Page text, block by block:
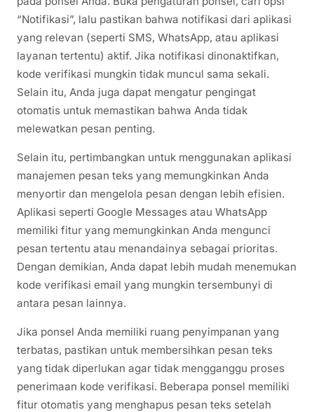
“Notifikasi”, lalu pastikan bahwa notifikasi dari aplikasi
yang relevan (seperti SMS, WhatsApp, atau aplikasi
layanan tertentu) aktif. Jika notifikasi dinonaktifkan,
kode verifikasi mungkin tidak muncul sama sekali.
Selain itu, Anda juga dapat mengatur pengingat
otomatis untuk memastikan bahwa Anda tidak
melewatkan pesan penting.
Selain itu, pertimbangkan untuk menggunakan aplikasi
manajemen pesan teks yang memungkinkan Anda
menyortir dan mengelola pesan dengan lebih efisien.
Aplikasi seperti Google Messages atau WhatsApp
memiliki fitur yang memungkinkan Anda mengunci
pesan tertentu atau menandainya sebagai prioritas.
Dengan demikian, Anda dapat lebih mudah menemukan
kode verifikasi email yang mungkin tersembunyi di
antara pesan lainnya.
Jika ponsel Anda memiliki ruang penyimpanan yang
terbatas, pastikan untuk membersihkan pesan teks
yang tidak diperlukan agar tidak mengganggu proses
penerimaan kode verifikasi. Beberapa ponsel memiliki
fitur otomatis yang menghapus pesan teks setelah